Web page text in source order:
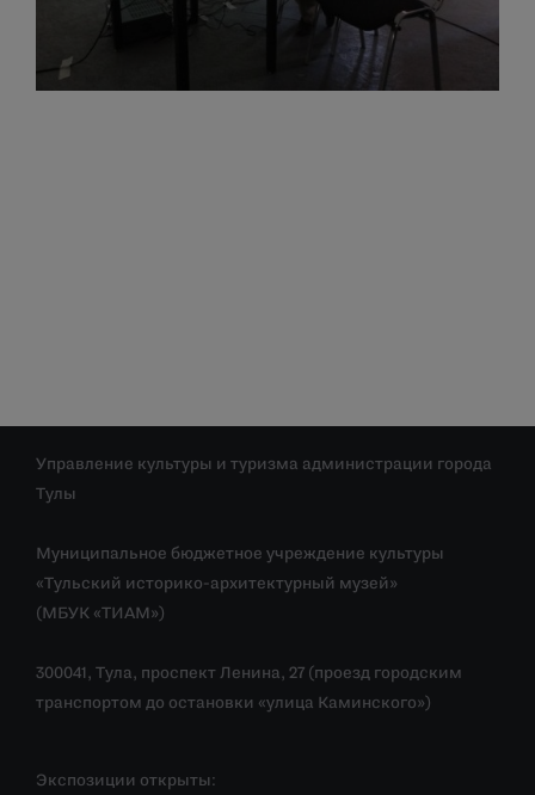
Управление культуры и туризма администрации города
Тулы
Муниципальное бюджетное учреждение культуры
«Тульский историко-архитектурный музей»
(МБУК «ТИАМ»)
300041, Тула, проспект Ленина, 27 (проезд городским
транспортом до остановки «улица Каминского»)
Экспозиции открыты: